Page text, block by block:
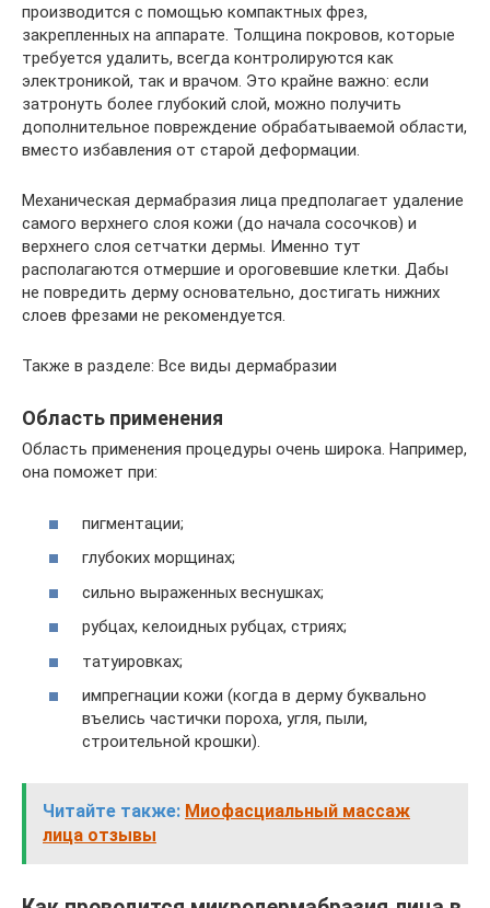
производится с помощью компактных фрез,
закрепленных на аппарате. Толщина покровов, которые
требуется удалить, всегда контролируются как
электроникой, так и врачом. Это крайне важно: если
затронуть более глубокий слой, можно получить
дополнительное повреждение обрабатываемой области,
вместо избавления от старой деформации.
Механическая дермабразия лица предполагает удаление
самого верхнего слоя кожи (до начала сосочков) и
верхнего слоя сетчатки дермы. Именно тут
располагаются отмершие и ороговевшие клетки. Дабы
не повредить дерму основательно, достигать нижних
слоев фрезами не рекомендуется.
Также в разделе: Все виды дермабразии
Область применения
Область применения процедуры очень широка. Например,
она поможет при:
пигментации;
глубоких морщинах;
сильно выраженных веснушках;
рубцах, келоидных рубцах, стриях;
татуировках;
импрегнации кожи (когда в дерму буквально
въелись частички пороха, угля, пыли,
строительной крошки).
Читайте также: Миофасциальный массаж
лица отзывы